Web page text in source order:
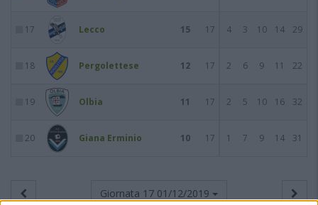
17 Lecco 15 17 4 3 10 14 29
18 Pergolettese 12 17 2 6 9 11 22
19 Olbia 11 17 2 5 10 16 32
20 Giana Erminio 10 17 1 7 9 14 31
Giornata 17 01/12/2019